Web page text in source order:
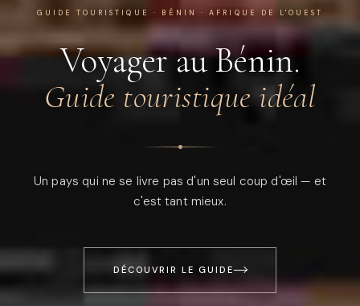
GUIDE TOURISTIQUE · BÉNIN · AFRIQUE DE L'OUEST
Voyager au Bénin.
Guide touristique idéal
Un pays qui ne se livre pas d'un seul coup d'œil — et
c'est tant mieux.
DÉCOUVRIR LE GUIDE